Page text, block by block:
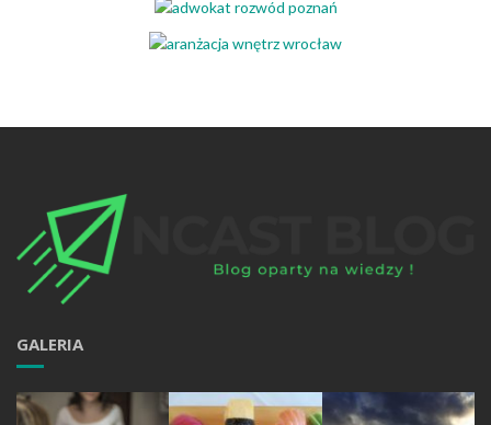
GALERIA